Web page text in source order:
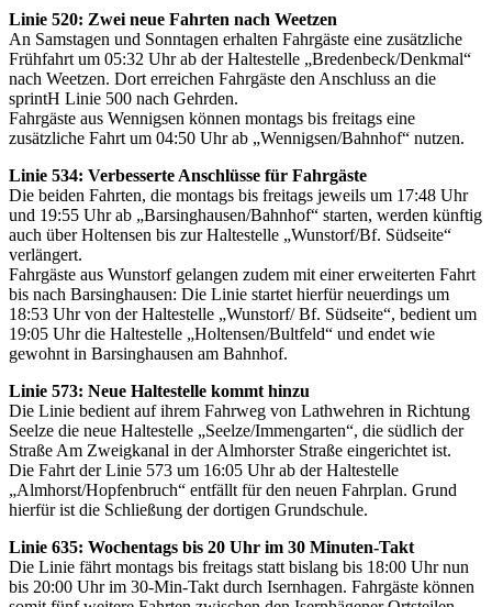
Linie 520: Zwei neue Fahrten nach Weetzen
An Samstagen und Sonntagen erhalten Fahrgäste eine zusätzliche
Frühfahrt um 05:32 Uhr ab der Haltestelle „Bredenbeck/Denkmal“
nach Weetzen. Dort erreichen Fahrgäste den Anschluss an die
sprintH Linie 500 nach Gehrden.
Fahrgäste aus Wennigsen können montags bis freitags eine
zusätzliche Fahrt um 04:50 Uhr ab „Wennigsen/Bahnhof“ nutzen.
Linie 534: Verbesserte Anschlüsse für Fahrgäste
Die beiden Fahrten, die montags bis freitags jeweils um 17:48 Uhr
und 19:55 Uhr ab „Barsinghausen/Bahnhof“ starten, werden künftig
auch über Holtensen bis zur Haltestelle „Wunstorf/Bf. Südseite“
verlängert.
Fahrgäste aus Wunstorf gelangen zudem mit einer erweiterten Fahrt
bis nach Barsinghausen: Die Linie startet hierfür neuerdings um
18:53 Uhr von der Haltestelle „Wunstorf/ Bf. Südseite“, bedient um
19:05 Uhr die Haltestelle „Holtensen/Bultfeld“ und endet wie
gewohnt in Barsinghausen am Bahnhof.
Linie 573: Neue Haltestelle kommt hinzu
Die Linie bedient auf ihrem Fahrweg von Lathwehren in Richtung
Seelze die neue Haltestelle „Seelze/Immengarten“, die südlich der
Straße Am Zweigkanal in der Almhorster Straße eingerichtet ist.
Die Fahrt der Linie 573 um 16:05 Uhr ab der Haltestelle
„Almhorst/Hopfenbruch“ entfällt für den neuen Fahrplan. Grund
hierfür ist die Schließung der dortigen Grundschule.
Linie 635: Wochentags bis 20 Uhr im 30 Minuten-Takt
Die Linie fährt montags bis freitags statt bislang bis 18:00 Uhr nun
bis 20:00 Uhr im 30-Min-Takt durch Isernhagen. Fahrgäste können